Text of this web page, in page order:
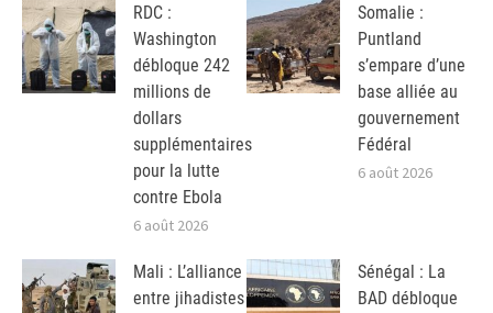
RDC :
Washington
débloque 242
millions de
dollars
supplémentaires
pour la lutte
contre Ebola
6 août 2026
Somalie :
Puntland
s’empare d’une
base alliée au
gouvernement
Fédéral
6 août 2026
Mali : L’alliance
entre jihadistes
Sénégal : La
BAD débloque